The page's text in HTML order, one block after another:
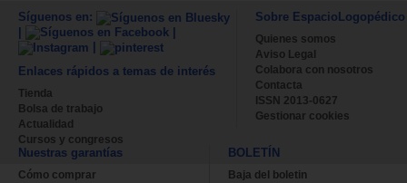
Síguenos en:
|
|
Enlaces rápidos a temas de interés
Tienda
Bolsa de trabajo
Actualidad
Cursos y congresos
Sobre EspacioLogopédico
Quienes somos
Aviso Legal
Colabora con nosotros
Contacta
ISSN 2013-0627
Gestionar cookies
Nuestras garantías
Cómo comprar
BOLETÍN
Baja del boletin